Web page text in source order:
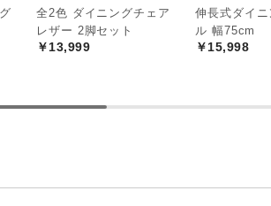
り心地のチェア
全2色 ダイニングチェア
レザー 2脚セット
￥13,999
伸長式ダイ
ル 幅75cm
￥15,998